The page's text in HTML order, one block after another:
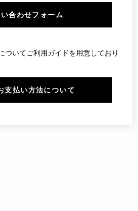
合わせフォーム
ついてご利用ガイドを用意しており
支払い方法について